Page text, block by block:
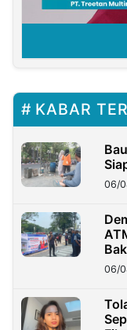
KABAR
06/
06/